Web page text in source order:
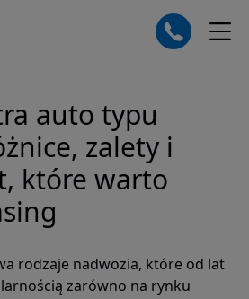
auto typu
zalety i
które warto
rodzaje nadwozia, które od lat
zarówno na rynku